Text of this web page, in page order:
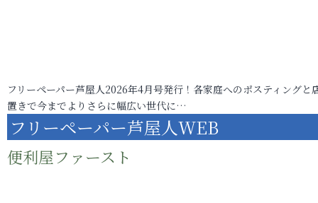
フリーペーパー芦屋人2026年4月号発行！各家庭へのポスティングと
置きで今までよりさらに幅広い世代に…
フリーペーパー芦屋人WEB
便利屋ファースト